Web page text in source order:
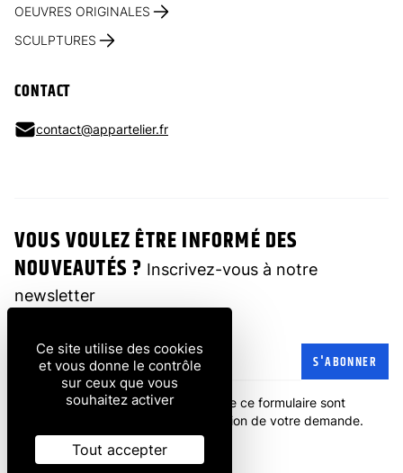
OEUVRES ORIGINALES
SCULPTURES
CONTACT
contact@appartelier.fr
VOUS VOULEZ ÊTRE INFORMÉ DES
NOUVEAUTÉS ? Inscrivez-vous à notre
newsletter
Adresse e-mail S'ABONNER
Les informations recueillies à partir de ce formulaire sont
transmises à l'entreprise pour la gestion de votre demande.
politique de confidentialité.
Ce site utilise des cookies
et vous donne le contrôle
sur ceux que vous
souhaitez activer
Tout accepter